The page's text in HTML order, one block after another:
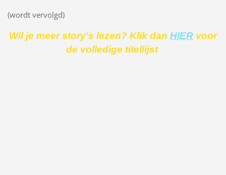
(wordt vervolgd)
Wil je meer story's lezen? Klik dan HIER voor
de volledige titellijst